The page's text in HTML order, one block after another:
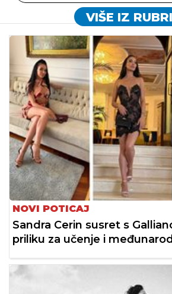
VIŠE IZ
NOVI POTICAJ
Sandra Cerin susret s
priliku za učenje i